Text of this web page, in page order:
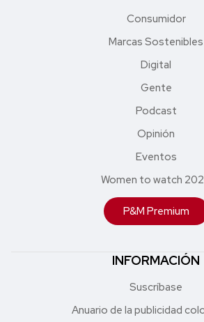
Consumidor
Marcas Sostenibles
Digital
Gente
Podcast
Opinión
Eventos
Women to watch
P&M Premium
INFORMACIÓN
Suscríbase
Anuario de la publicidad